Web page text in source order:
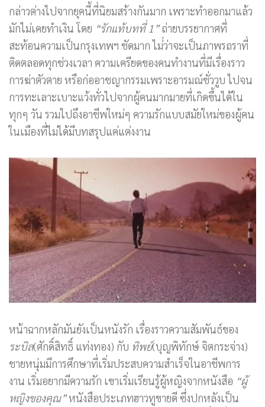
กล่าวต่างไปจากยุคนี้ที่นิยมสร้างกันมาก เพราะทำออกมาแล้ว
มักไม่เคยทำเงิน โดย “รักแท้บทที่ 1”ถ่ายบรรยากาศที่
สะท้อนความเป็นกรุงเทพฯ ชัดมาก ไม่่ว่าจะเป็นภาพรถราที่
ติดตลอดทุกช่วงเวลา ความเครียดของคนทำงานที่มีเรื่องราว
การฆ่าตัวตาย หรือก่ออาชญากรรมเพราะอารมณ์ชั่ววูบ ไปจน
การทะเลาะเบาะแว้งทั่วไปจากผู้คนมากมายที่เกิดขึ้นได้ใน
ทุกๆ วัน รวมไปถึงอาชีพใหม่ๆ ความรักแบบสมัยใหม่ของผู้คน
ในเมืองที่ไม่ได้มีบทสรุปแค่แต่งงาน
หน้าฉากหลักมันยังเป็นหนังรัก เรื่องราวความสัมพันธ์ของ
ระบิล(ศักดิ์สิทธิ์ แท่งทอง) กับ ทิพย์(บุญพิทักษ์ จิตกระจ่าง)
ชายหนุ่มมีการศึกษาที่เริ่มประสบความสำเร็จในอาชีพการ
งาน เริ่มอยากมีความรัก เขาเริ่มเรียนรู้ผู้หญิงจากหนังสือ “ผู้
หญิงของคุณ”หนังสือประเภทฮาวทูขายดี ซึ่งปกหลังเป็น